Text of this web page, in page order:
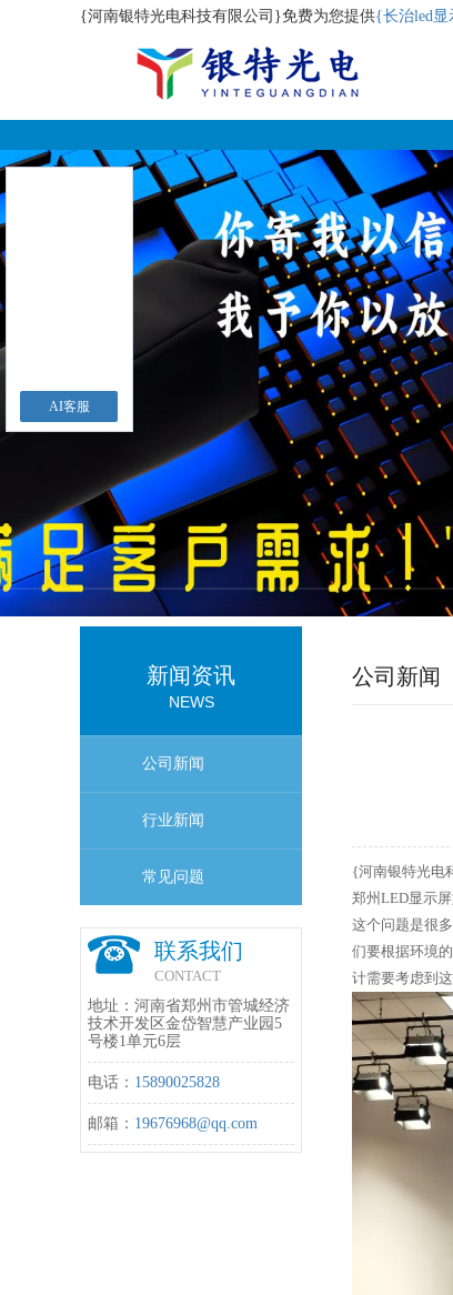
{河南银特光电科技有限公司}免费为您提供{长治led显
新闻资讯
NEWS
公司新闻
行业新闻
常见问题
联系我们
CONTACT
地址：河南省郑州市管城经济
技术开发区金岱智慧产业园5
号楼1单元6层
电话： 15890025828
邮箱： 19676968@qq.com
公司新闻
{河南银特光电
郑州LED显示
这个问题是很
们要根据环境
计需要考虑到
AI客服